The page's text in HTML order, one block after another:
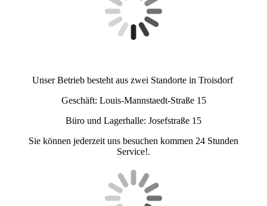
Unser Betrieb besteht aus zwei Standorte in Troisdorf
Geschäft: Louis-Mannstaedt-Straße 15
Büro und Lagerhalle: Josefstraße 15
Sie können jederzeit uns besuchen kommen 24 Stunden
Service!.